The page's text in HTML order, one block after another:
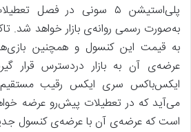
به‌صورت رسمی روانه‌ی بازار خواهد شد.
به قیمت این کنسول و همچنین
عرضه‌ی آن به بازار دردسترس قرار
می‌آید که در تعطیلات پیش‌رو عرضه
است که عرضه‌ی آن با عرضه‌ی کنسول